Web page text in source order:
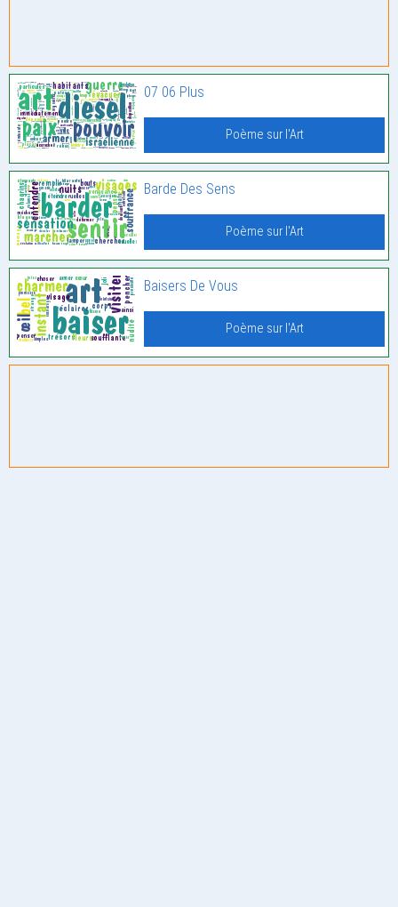
07 06 Plus
Poème sur l'Art
Barde Des Sens
Poème sur l'Art
Baisers De Vous
Poème sur l'Art